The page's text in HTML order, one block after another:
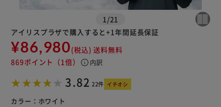
1 /21
アイリスプラザで購入すると+1年間延長保証
¥86,980(税込) 送料無料
869ポイント （1倍） info 内訳
3.82 22件 イチオシ
カラー： ホワイト
※ご確認ください
カートに入れる